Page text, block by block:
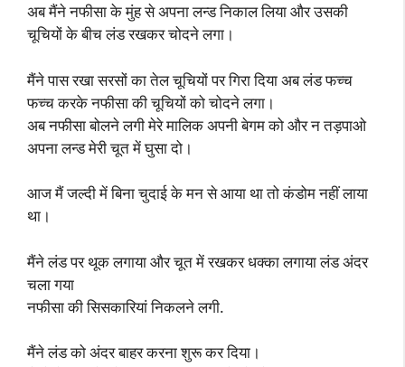
अब मैंने नफीसा के मुंह से अपना लन्ड निकाल लिया और उसकी
चूचियों के बीच लंड रखकर चोदने लगा।
मैंने पास रखा सरसों का तेल चूचियों पर गिरा दिया अब लंड फच्च
फच्च करके नफीसा की चूचियों को चोदने लगा।
अब नफीसा बोलने लगी मेरे मालिक अपनी बेगम को और न तड़पाओ
अपना लन्ड मेरी चूत में घुसा दो।
आज मैं जल्दी में बिना चुदाई के मन से आया था तो कंडोम नहीं लाया
था।
मैंने लंड पर थूक लगाया और चूत में रखकर धक्का लगाया लंड अंदर
चला गया
नफीसा की सिसकारियां निकलने लगी.
मैंने लंड को अंदर बाहर करना शुरू कर दिया।